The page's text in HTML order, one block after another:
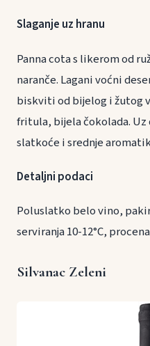
Slaganje uz hranu
Panna cota s likerom od
naranče. Lagani voćni
biskviti od bijelog i žutog
fritula, bijela čokolada.
slatkoće i srednje
Detaljni podaci
Poluslatko belo vino,
serviranja 10-12°C,
Silvanac Zeleni